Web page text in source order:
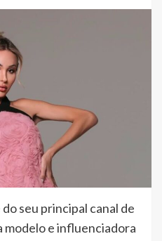
seu principal canal de
modelo e influenciadora